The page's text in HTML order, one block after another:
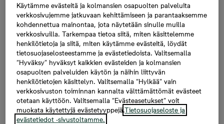
puitesopimuksen
lukituksen ja
kulunhallinnan
ratkaisuista Bonavan
kohteisiin
Käytämme evästeitä ja kolmansien osapuolten palveluita
verkkosivujemme jatkuvaan kehittämiseen ja parantaaksemme
kohdennettua mainontaa, jota näytetään sinulle muilla
verkkosivuilla. Tarkempaa tietoa siitä, miten käsittelemme
henkilötietoja ja siitä, miten käytämme evästeitä, löydät
tietosuojaselosteestamme ja evästetiedoista. Valitsemalla
“Hyväksy” hyväksyt kaikkien evästeiden ja kolmansien
osapuolten palveluiden käytön ja näihin liittyvän
henkilötietojen käsittelyn. Valitsemalla “Hylkää” vain
verkkosivuston toiminnan kannalta välttämättömät evästeet
otetaan käyttöön. Valitsemalla “Evästeasetukset” voit
muokata käytettyjä evästetyyppejä.Tietosuojaseloste ja
evästetiedot -sivustoltamme.